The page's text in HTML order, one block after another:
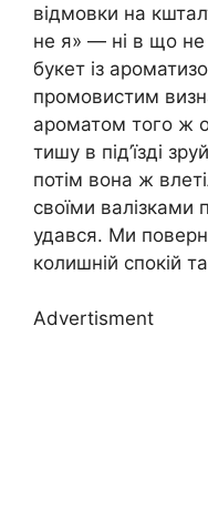
відмовки на
не я» — ні в що
букет із
промовистим
ароматом того ж
тишу в під’їзді
потім вона ж
своїми валізками
удався. Ми
колишній спокій
Advertisment